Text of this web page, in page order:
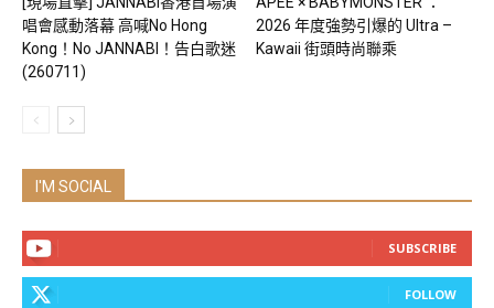
唱會感動落幕 高喊No Hong
Kong！No JANNABI！告白歌迷
(260711)
2026 年度強勢引爆的 Ultra –
Kawaii 街頭時尚聯乘
I'M SOCIAL
SUBSCRIBE
FOLLOW